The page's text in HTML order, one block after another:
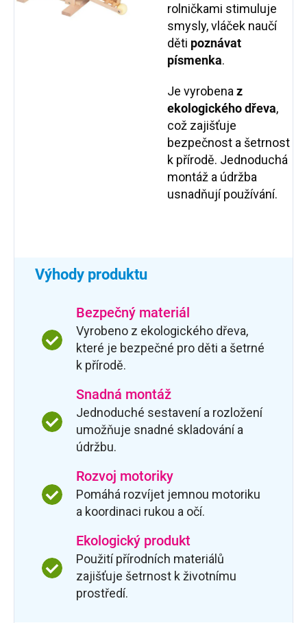
rolničkami stimuluje
smysly, vláček naučí
děti poznávat
písmenka.
Je vyrobenaz
ekologického dřeva,
což zajišťuje
bezpečnost a šetrnost
k přírodě. Jednoduchá
montáž a údržba
usnadňují používání.
Výhody produktu
Bezpečný materiál
Vyrobeno z ekologického dřeva,
které je bezpečné pro děti a šetrné
k přírodě.
Snadná montáž
Jednoduché sestavení a rozložení
umožňuje snadné skladování a
údržbu.
Rozvoj motoriky
Pomáhá rozvíjet jemnou motoriku
a koordinaci rukou a očí.
Ekologický produkt
Použití přírodních materiálů
zajišťuje šetrnost k životnímu
prostředí.